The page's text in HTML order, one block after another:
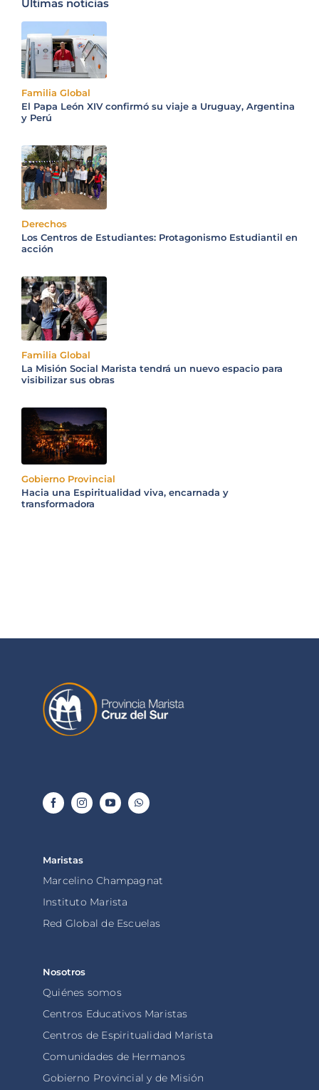
Últimas noticias
Familia Global
El Papa León XIV confirmó su viaje a Uruguay, Argentina
y Perú
Derechos
Los Centros de Estudiantes: Protagonismo Estudiantil en
acción
Familia Global
La Misión Social Marista tendrá un nuevo espacio para
visibilizar sus obras
Gobierno Provincial
Hacia una Espiritualidad viva, encarnada y
transformadora
Maristas
Marcelino Champagnat
Instituto Marista
Red Global de Escuelas
Nosotros
Quiénes somos
Centros Educativos Maristas
Centros de Espiritualidad Marista
Comunidades de Hermanos
Gobierno Provincial y de Misión